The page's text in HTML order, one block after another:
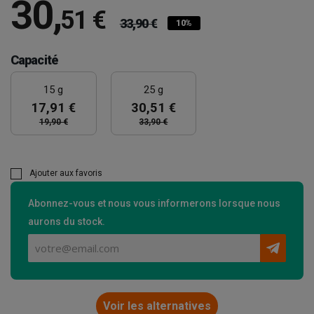
30,51 € 33,90 € 10%
Capacité
15 g
17,91 €
19,90 €
25 g
30,51 €
33,90 €
Ajouter aux favoris
Abonnez-vous et nous vous informerons lorsque nous
aurons du stock.
Voir les alternatives